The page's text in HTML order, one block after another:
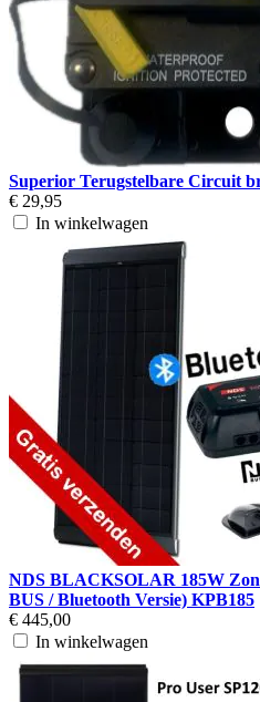
Superior Terugstelbare Circuit
€ 29,95
In winkelwagen
NDS BLACKSOLAR 185W
BUS / Bluetooth Versie) KPB185
€ 445,00
In winkelwagen